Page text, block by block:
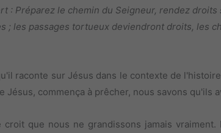
: Préparez le chemin du Seigneur, rendez
; les passages tortueux deviendront droits, les
raconte sur Jésus dans le contexte de
Jésus, commença à prêcher, nous savons
que nous ne grandissons jamais